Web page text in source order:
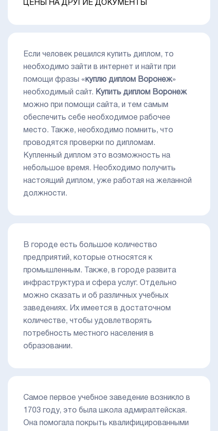
ЦЕНЫ НА ДРУГИЕ ДОКУМЕНТЫ
Если человек решился купить диплом, то
необходимо зайти в интернет и найти при
помощи фразы « куплю диплом Воронеж»
необходимый сайт. Купить диплом Воронеж
можно при помощи сайта, и тем самым
обеспечить себе необходимое рабочее
место. Также, необходимо помнить, что
проводятся проверки по дипломам.
Купленный диплом это возможность на
небольшое время. Необходимо получить
настоящий диплом, уже работая на желанной
должности.
В городе есть большое количество
предприятий, которые относятся к
промышленным. Также, в городе развита
инфраструктура и сфера услуг. Отдельно
можно сказать и об различных учебных
заведениях. Их имеется в достаточном
количестве, чтобы удовлетворять
потребность местного населения в
образовании.
Самое первое учебное заведение возникло в
1703 году, это была школа адмиралтейская.
Она помогала покрыть квалифицированными